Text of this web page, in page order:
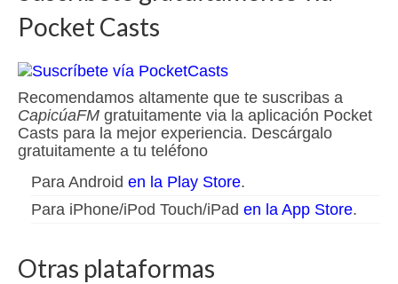
Pocket Casts
Recomendamos altamente que te suscribas a
CapicúaFM gratuitamente via la aplicación Pocket
Casts para la mejor experiencia. Descárgalo
gratuitamente a tu teléfono
Para Android en la Play Store.
Para iPhone/iPod Touch/iPad en la App Store.
Otras plataformas